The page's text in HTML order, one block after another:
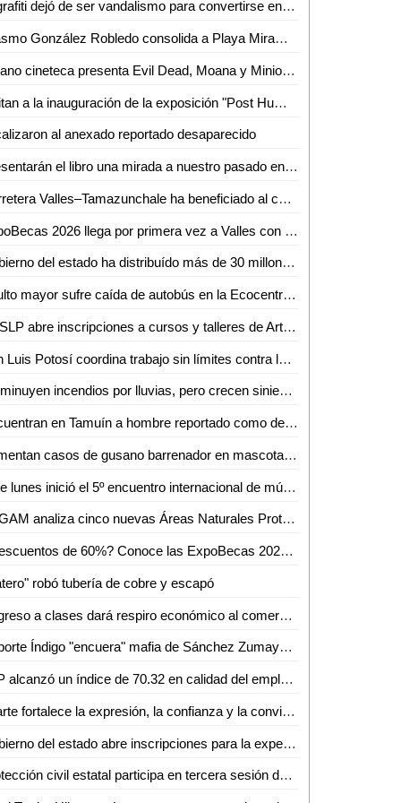
El grafiti dejó de ser vandalismo para convertirse en arte urbano
Erasmo González Robledo consolida a Playa Miramar como referente nacional e internacional con el izamiento Blue Flag 2026-2027
Verano cineteca presenta Evil Dead, Moana y Minions y monstruos
Invitan a la inauguración de la exposición "Post Humanism" eros y thanatos, de Ennio Castellano
al anexado reportado desaparecido
Presentarán el libro una mirada a nuestro pasado en el Othoniano
Carretera Valles–Tamazunchale ha beneficiado al comercio y turismo de Tamazunchale: CANACO
ExpoBecas 2026 llega por primera vez a Valles con descuentos de hasta 60% para estudiantes
Gobierno del estado ha distribuído más de 30 millones de litros de agua
Adulto mayor sufre caída de autobús en la Ecocentralita
UASLP abre inscripciones a cursos y talleres de Arte y Cultura para el semestre agosto-diciembre 2026
San Luis Potosí coordina trabajo sin límites contra la extorsión
Disminuyen incendios por lluvias, pero crecen siniestros en viviendas de SLP: Bomberos
Encuentran en Tamuín a hombre reportado como desaparecido en Tamasopo
Aumentan casos de gusano barrenador en mascotas de Ciudad Valles
Este lunes inició el 5º encuentro internacional de música de cámara
SEGAM analiza cinco nuevas Áreas Naturales Protegidas para frenar la deforestación en San Luis Potosí
¿Descuentos de 60%? Conoce las ExpoBecas 2026, por primera vez en Ciudad Valles
robó tubería de cobre y escapó
Regreso a clases dará respiro económico al comercio de Ciudad Valles: Canaco
Reporte Índigo "encuera" mafia de Sánchez Zumaya en Pemex
SLP alcanzó un índice de 70.32 en calidad del empleo en el primer trimestre de 2026
El arte fortalece la expresión, la confianza y la convivencia en la sociedad: Iraís Verástegui
Gobierno del estado abre inscripciones para la experiencia Toyota en ventas
Protección civil estatal participa en tercera sesión del comité técnico estatal de manejo del fuego